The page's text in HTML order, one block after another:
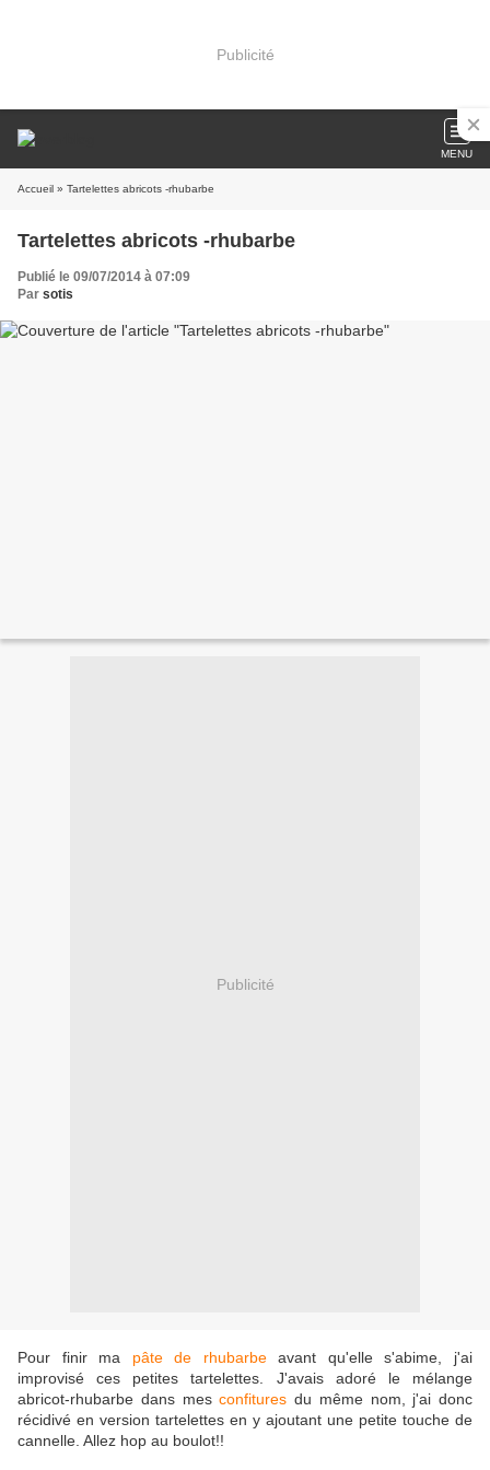
Publicité
MENU
Accueil » Tartelettes abricots -rhubarbe
Tartelettes abricots -rhubarbe
Publié le 09/07/2014 à 07:09
Par sotis
Publicité
Pour finir ma pâte de rhubarbeavant qu'elle s'abime, j'ai
improvisé ces petites tartelettes. J'avais adoré le mélange
abricot-rhubarbe dans mesconfitures du même nom, j'ai donc
récidivé en version tartelettes en y ajoutant une petite touche de
cannelle. Allez hop au boulot!!